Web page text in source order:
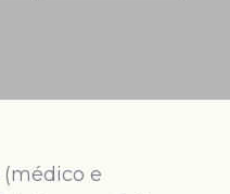
(médico e